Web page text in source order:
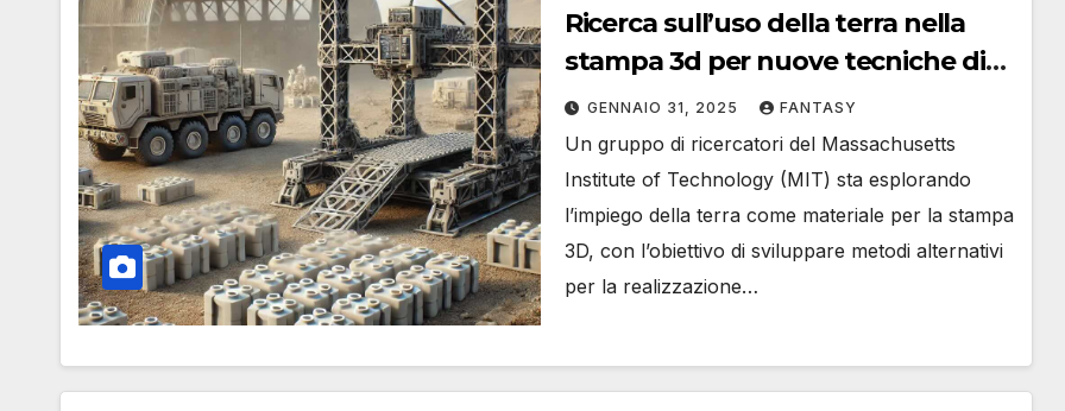
Ricerca sull’uso della terra nella
stampa 3d per nuove tecniche di
casseforme
GENNAIO 31, 2025 FANTASY
Un gruppo di ricercatori del Massachusetts
Institute of Technology (MIT) sta esplorando
l’impiego della terra come materiale per la stampa
3D, con l’obiettivo di sviluppare metodi alternativi
per la realizzazione…